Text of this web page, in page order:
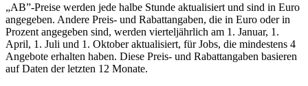
„AB”-Preise werden jede halbe Stunde aktualisiert und sind in Euro
angegeben. Andere Preis- und Rabattangaben, die in Euro oder in
Prozent angegeben sind, werden vierteljährlich am 1. Januar, 1.
April, 1. Juli und 1. Oktober aktualisiert, für Jobs, die mindestens 4
Angebote erhalten haben. Diese Preis- und Rabattangaben basieren
auf Daten der letzten 12 Monate.